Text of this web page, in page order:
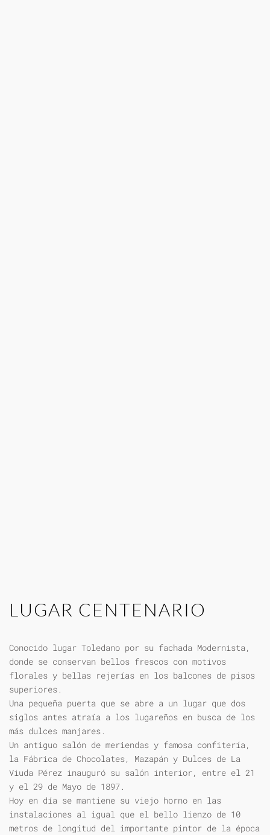
LUGAR CENTENARIO
Conocido lugar Toledano por su fachada Modernista,
donde se conservan bellos frescos con motivos
florales y bellas rejerías en los balcones de pisos
superiores.
Una pequeña puerta que se abre a un lugar que dos
siglos antes atraía a los lugareños en busca de los
más dulces manjares.
Un antiguo salón de meriendas y famosa confitería,
la Fábrica de Chocolates, Mazapán y Dulces de La
Viuda Pérez inauguró su salón interior, entre el 21
y el 29 de Mayo de 1897.
Hoy en día se mantiene su viejo horno en las
instalaciones al igual que el bello lienzo de 10
metros de longitud del importante pintor de la época